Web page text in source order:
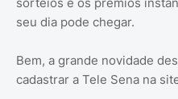
seu dia pode chegar.
Bem, a grande novidade
cadastrar a Tele Sena na